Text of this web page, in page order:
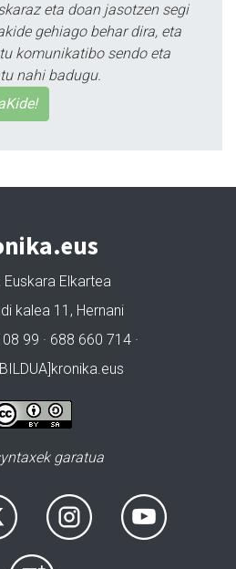
eta doan jasotzen segi
gehiago behar dira, eta
komunikatibo sendo eta
nahi badugu.
Euskara Elkartea
kalea 11, Hernani
99 · 688 660 714 ·
garatua